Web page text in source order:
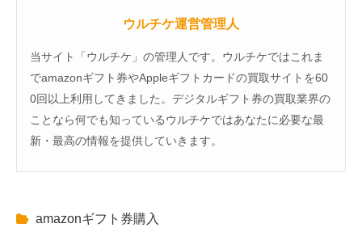
ウルチケ運営管理人
当サイト「ウルチケ」の管理人です。ウルチケではこれま
でamazonギフト券やAppleギフトカードの買取サイトを60
0回以上利用してきました。デジタルギフト券の買取業界の
ことなら何でも知っているウルチケではあなたに必要な最
新・最高の情報を提供していきます。
amazonギフト券購入